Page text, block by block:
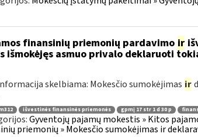
finansinių priemonių pardavimo ir
išmokėjęs asmuo privalo deklaruoti
skelbiama: Mokesčio sumokėjimas ir
išvestinės finansinės priemonės gpmį 17 str 1 d 30 p
Gyventojų pajamų mokestis » Kitos
priemonių » Mokesčio sumokėjimas ir